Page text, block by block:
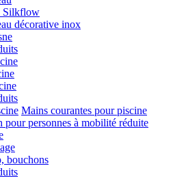
Silkflow
décorative inox
Mains courantes pour piscine
pour personnes à mobilité réduite
bouchons